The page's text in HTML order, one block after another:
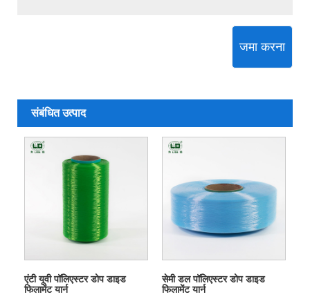
जमा करना
संबंधित उत्पाद
एंटी यूवी पॉलिएस्टर डोप डाइड
फिलामेंट यार्न
सेमी डल पॉलिएस्टर डोप डाइड
फिलामेंट यार्न